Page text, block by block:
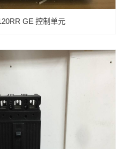
GE 控制单元